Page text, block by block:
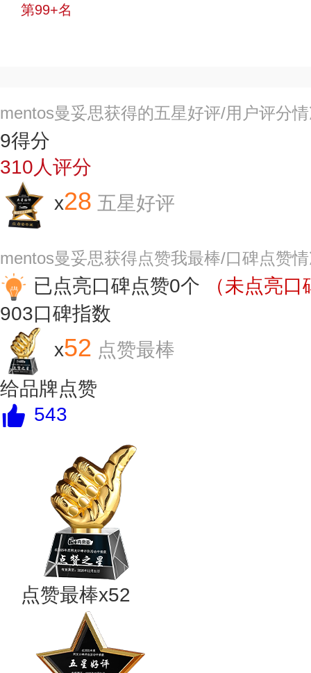
第99+名
mentos曼妥思获得的五星好评/用户评分
9得分
310人评分
x28 五星好评
mentos曼妥思获得点赞我最棒/口碑点赞
已点亮口碑点赞0个
（未点亮
903口碑指数
x52 点赞最棒
给品牌点赞
543
点赞最棒x52